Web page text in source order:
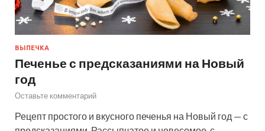
ВЫПЕЧКА
Печенье с предсказаниями на Новый
год
Оставьте комментарий
Рецепт простого и вкусного печенья на Новый год — с